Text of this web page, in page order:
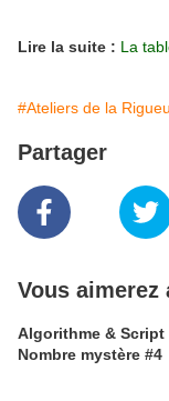
Lire la suite : La
#Ateliers de la
Partager
Vous aimerez
Algorithme & Script
Nombre mystère #4